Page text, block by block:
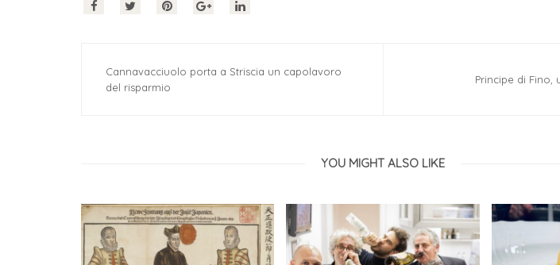
Cannavacciuolo porta a Striscia un capolavoro
del risparmio
Principe di Fino,
YOU MIGHT ALSO LIKE